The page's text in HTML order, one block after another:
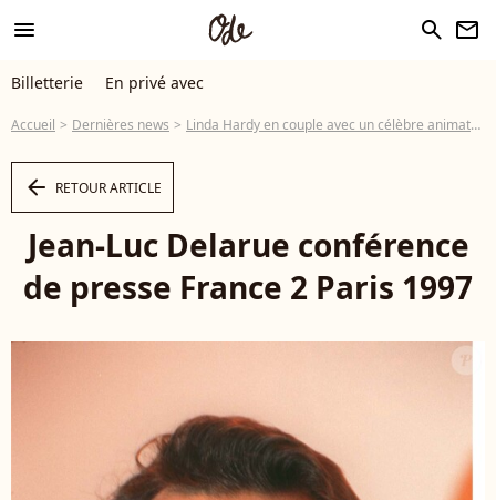
menu search newsletter
Billetterie En privé avec
Accueil Dernières news Linda Hardy en couple avec un célèbre animateur, une relation jusque-là gardée secrète !
arrow_left RETOUR ARTICLE
Jean-Luc Delarue conférence
de presse France 2 Paris 1997